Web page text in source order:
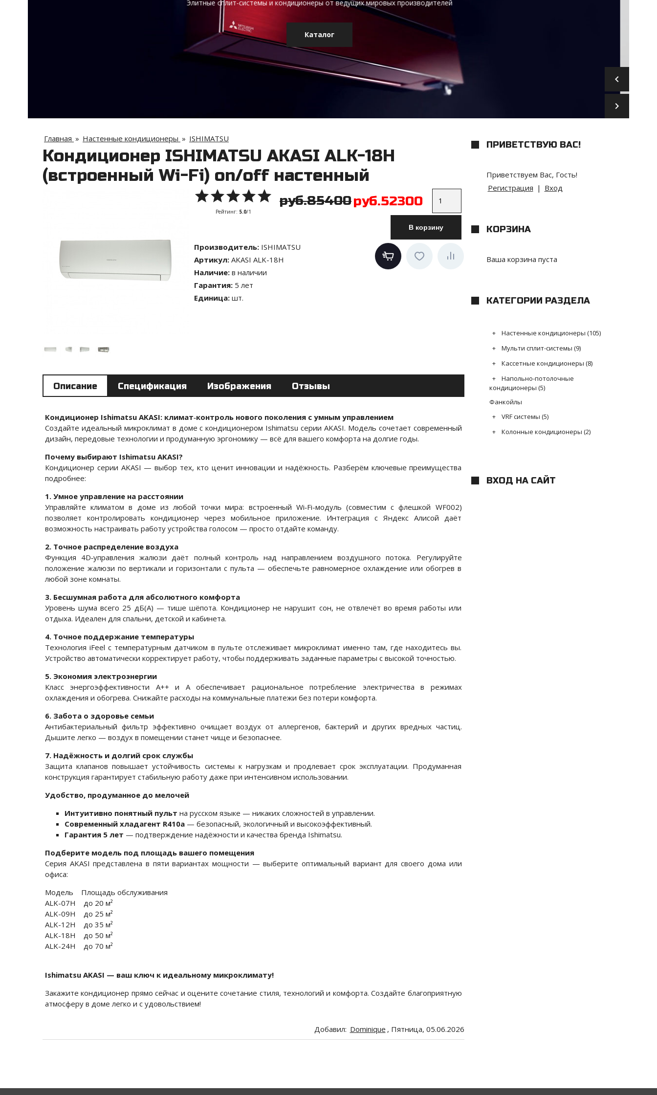
keyboard_arrow_left
keyboard_arrow_right
Главная » Настенные кондиционеры » ISHIMATSU
Кондиционер ISHIMATSU AKASI ALK-18H
(встроенный Wi-Fi) on/off настенный
Рейтинг: 5.0/1
руб.85400руб.52300
Производитель: ISHIMATSU
Артикул: AKASI ALK-18H
Наличие: в наличии
Гарантия: 5 лет
Единица: шт.
Описание Спецификация Изображения Отзывы
Кондиционер Ishimatsu AKASI: климат‑контроль нового поколения с умным управлением
Создайте идеальный микроклимат в доме с кондиционером Ishimatsu серии AKASI. Модель сочетает современный
дизайн, передовые технологии и продуманную эргономику — всё для вашего комфорта на долгие годы.
Почему выбирают Ishimatsu AKASI?
Кондиционер серии AKASI — выбор тех, кто ценит инновации и надёжность. Разберём ключевые преимущества
подробнее:
1. Умное управление на расстоянии
Управляйте климатом в доме из любой точки мира: встроенный Wi‑Fi-модуль (совместим с флешкой WF002)
позволяет контролировать кондиционер через мобильное приложение. Интеграция с Яндекс Алисой даёт
возможность настраивать работу устройства голосом — просто отдайте команду.
2. Точное распределение воздуха
Функция 4D‑управления жалюзи даёт полный контроль над направлением воздушного потока. Регулируйте
положение жалюзи по вертикали и горизонтали с пульта — обеспечьте равномерное охлаждение или обогрев в
любой зоне комнаты.
3. Бесшумная работа для абсолютного комфорта
Уровень шума всего 25 дБ(А) — тише шёпота. Кондиционер не нарушит сон, не отвлечёт во время работы или
отдыха. Идеален для спальни, детской и кабинета.
4. Точное поддержание температуры
Технология iFeel с температурным датчиком в пульте отслеживает микроклимат именно там, где находитесь вы.
Устройство автоматически корректирует работу, чтобы поддерживать заданные параметры с высокой точностью.
5. Экономия электроэнергии
Класс энергоэффективности A++ и A обеспечивает рациональное потребление электричества в режимах
охлаждения и обогрева. Снижайте расходы на коммунальные платежи без потери комфорта.
6. Забота о здоровье семьи
Антибактериальный фильтр эффективно очищает воздух от аллергенов, бактерий и других вредных частиц.
Дышите легко — воздух в помещении станет чище и безопаснее.
7. Надёжность и долгий срок службы
Защита клапанов повышает устойчивость системы к нагрузкам и продлевает срок эксплуатации. Продуманная
конструкция гарантирует стабильную работу даже при интенсивном использовании.
Удобство, продуманное до мелочей
Интуитивно понятный пульт на русском языке — никаких сложностей в управлении.
Современный хладагент R410a — безопасный, экологичный и высокоэффективный.
Гарантия 5 лет — подтверждение надёжности и качества бренда Ishimatsu.
Подберите модель под площадь вашего помещения
Серия AKASI представлена в пяти вариантах мощности — выберите оптимальный вариант для своего дома или
офиса:
Модель Площадь обслуживания
ALK-07H до 20 м²
ALK-09H до 25 м²
ALK-12H до 35 м²
ALK-18H до 50 м²
ALK-24H до 70 м²
Ishimatsu AKASI — ваш ключ к идеальному микроклимату!
Закажите кондиционер прямо сейчас и оцените сочетание стиля, технологий и комфорта. Создайте благоприятную
атмосферу в доме легко и с удовольствием!
Добавил: Dominique , Пятница, 05.06.2026
ПРИВЕТСТВУЮ ВАС!
Приветствуем Вас, Гость!
Регистрация | Вход
КОРЗИНА
Ваша корзина пуста
КАТЕГОРИИ РАЗДЕЛА
Настенные кондиционеры (105)
Мульти сплит-системы (9)
Кассетные кондиционеры (8)
Напольно-потолочные
кондиционеры (5)
Фанкойлы
VRF системы (5)
Колонные кондиционеры (2)
ВХОД НА САЙТ